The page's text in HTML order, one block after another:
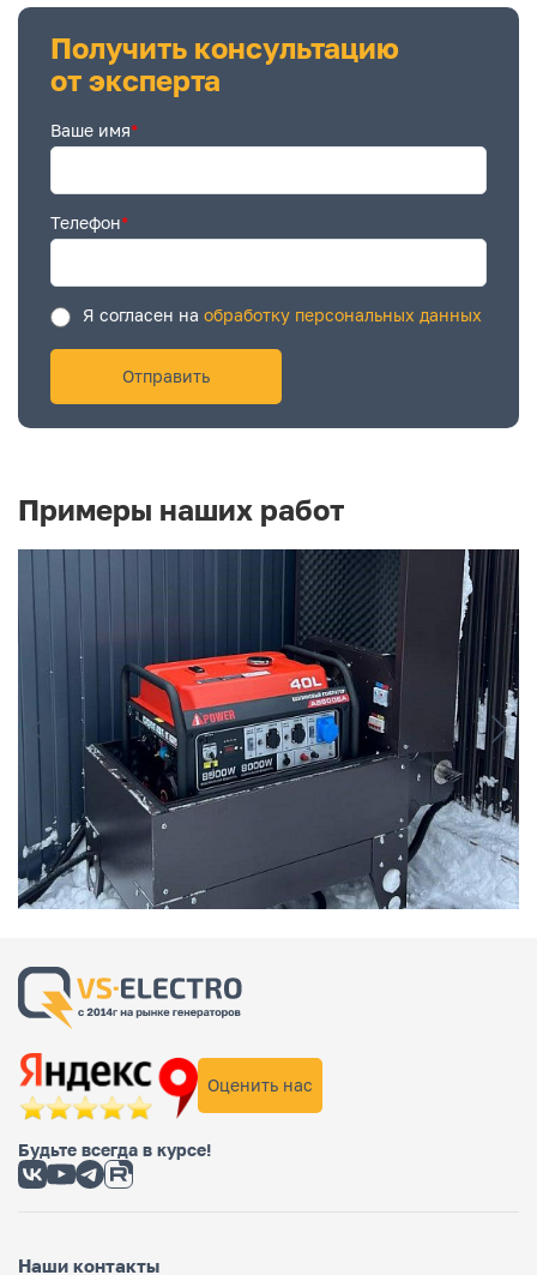
Получить консультацию
от эксперта
Ваше имя*
Телефон*
Я согласен на обработку персональных данных
Примеры наших работ
Оценить нас
Будьте всегда в курсе!
Наши контакты